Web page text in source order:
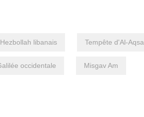
Hezbollah libanais Tempête d'Al-Aqsa
occidentale Misgav Am